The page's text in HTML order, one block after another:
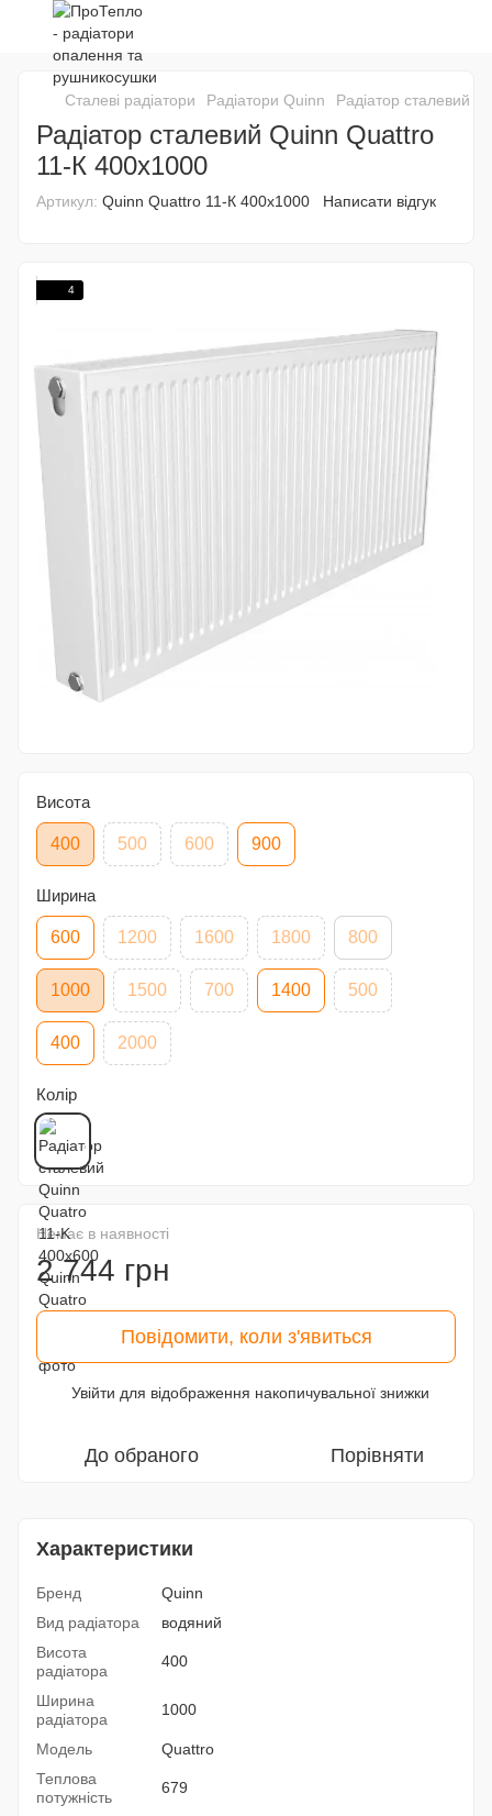
Сталеві радіатори Радіатори Quinn Радіатор сталевий
Радіатор сталевий Quinn Quattro
11-К 400х1000
Артикул: Quinn Quattro 11-К 400х1000 Написати відгук
4
Висота
400 500 600 900
Ширина
600 1200 1600 1800 800
1000 1500 700 1400 500
400 2000
Колір
Немає в наявності
2 744 грн
Повідомити, коли з'явиться
Увійти для відображення накопичувальної знижки
До обраного Порівняти
Характеристики
Бренд
Quinn
Вид радіатора
водяний
Висота
радіатора
400
Ширина
радіатора
1000
Модель
Quattro
Теплова
потужність
679